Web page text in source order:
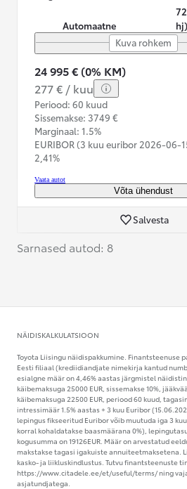
Automaatne
hj)
Kuva rohkem
24 995 € (0% KM)
277 € / kuu
Periood: 60 kuud
Sissemakse: 3749 €
Marginaal: 1.5%
EURIBOR (3 kuu euribor 2026-06-
2,41%
Vaata autot
Võta ühendust
Salvesta
Sarnased autod: 8
NÄIDISKALKULATSIOON
Toyota Liisingu näidispakkumine. Finantsteenuse
Eesti filiaal (krediidiandjate nimekirja kantud
esialgne määr on 4,46% aastas järgmistel
käibemaksuga 25000 EUR, sissemakse 10%,
käibemaksuga 22500 EUR, periood 60 kuud,
intressimäär 1.5% aastas + 3 kuu Euribor
lepingus fikseeritud Euribor võib muutuda iga 3
korral kohaldatakse baasmäärana 0%),
kogusumma on 19126EUR. Määr on arvestatud
makstakse tagasi igakuiste annuiteetmaksetena.
kasko- ja liikluskindlustus. Tutvu finantsteenuste
https://www.citadele.ee/et/useful/terms/ ning
asjatundjatega.